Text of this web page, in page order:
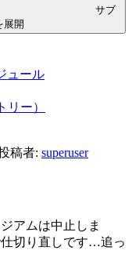
サブ
展開
ュール
ー）
稿者: superuser
アムは中止しま
切り直しです…追っ